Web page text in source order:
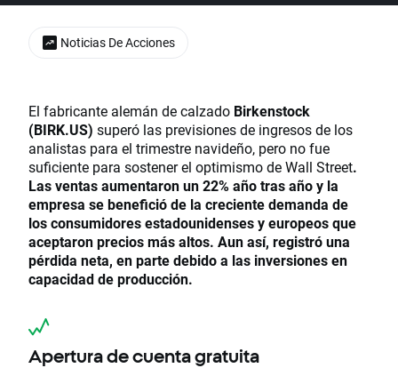
El fabricante alemán de calzado Birkenstock
(BIRK.US) superó las previsiones de ingresos de los
analistas para el trimestre navideño, pero no fue
suficiente para sostener el optimismo de Wall Street.
Las ventas aumentaron un 22% año tras año y la
empresa se benefició de la creciente demanda de
los consumidores estadounidenses y europeos que
aceptaron precios más altos. Aun así, registró una
pérdida neta, en parte debido a las inversiones en
capacidad de producción.
Apertura de cuenta gratuita
Noticias De Acciones